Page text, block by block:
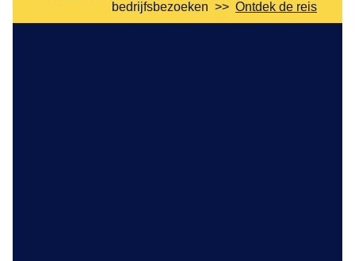
bedrijfsbezoeken >> Ontdek de reis